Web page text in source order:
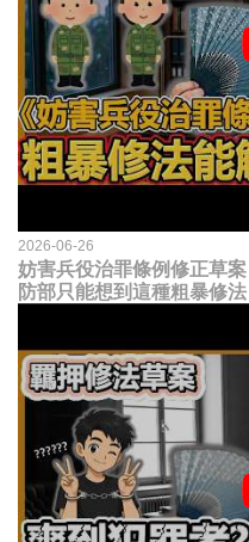
2026-06-26
妨害兵役治罪條例修正草
防部只能想到這種粗暴修